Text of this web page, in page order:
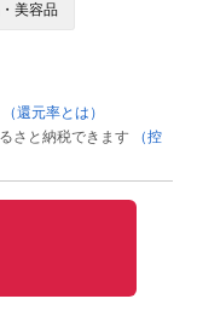
美容品
（還元率とは）
さと納税できます
（控